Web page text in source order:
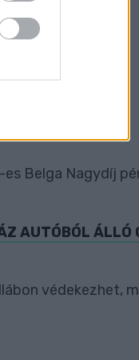
Belga Nagydíj
AUTÓBÓL ÁLLÓ
védekezhet,